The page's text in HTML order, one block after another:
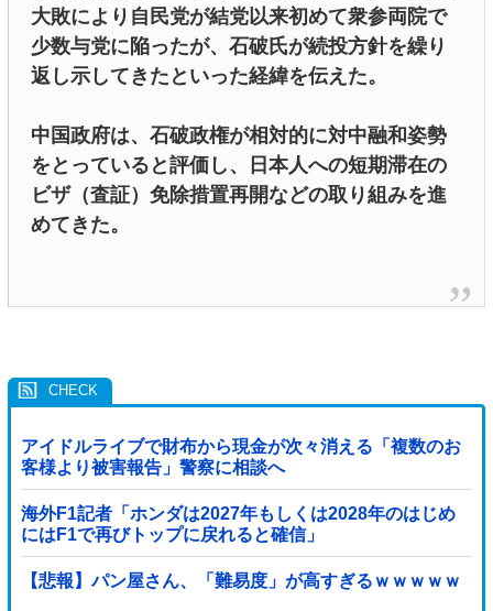
大敗により自民党が結党以来初めて衆参両院で
少数与党に陥ったが、石破氏が続投方針を繰り
返し示してきたといった経緯を伝えた。
中国政府は、石破政権が相対的に対中融和姿勢
をとっていると評価し、日本人への短期滞在の
ビザ（査証）免除措置再開などの取り組みを進
めてきた。
アイドルライブで財布から現金が次々消える「複数のお
客様より被害報告」警察に相談へ
海外F1記者「ホンダは2027年もしくは2028年のはじめ
にはF1で再びトップに戻れると確信」
【悲報】パン屋さん、「難易度」が高すぎるｗｗｗｗｗ